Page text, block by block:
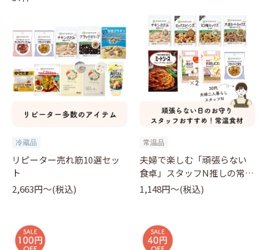
冷蔵品
リピーター売れ筋10選セッ
ト
2,663円〜(税込)
常温品
夫婦で楽しむ「頑張らない
食卓」スタッフN推しの常温
食材
1,148円〜(税込)